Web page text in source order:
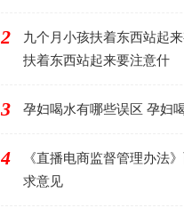
2
九个月小孩扶着东西站起
扶着东西站起来要注意什
3 孕妇喝水有哪些误区 孕妇
4
《直播电商监督管理办法
求意见